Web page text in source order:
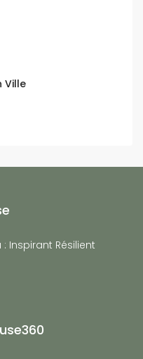
Ville
Inspirant Résilient